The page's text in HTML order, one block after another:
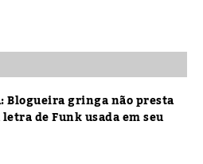
Blogueira gringa não presta
de Funk usada em seu